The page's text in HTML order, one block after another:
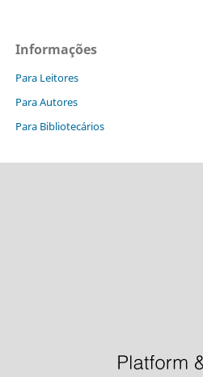
Informações
Para Leitores
Para Autores
Para Bibliotecários